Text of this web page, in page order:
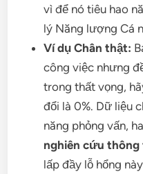
vì để nó tiêu hao
lý Năng lượng Cá
Ví dụ Chân thật:
công việc nhưng
trong thất vọng,
đổi là 0%. Dữ liệu
năng phỏng vấn,
nghiên cứu thông
lấp đầy lỗ hổng